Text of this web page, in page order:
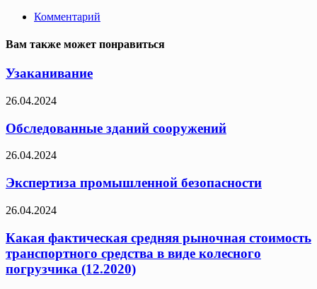
Комментарий
Вам также может понравиться
Узаканивание
26.04.2024
Обследованные зданий сооружений
26.04.2024
Экспертиза промышленной безопасности
26.04.2024
Какая фактическая средняя рыночная стоимость
транспортного средства в виде колесного
погрузчика (12.2020)